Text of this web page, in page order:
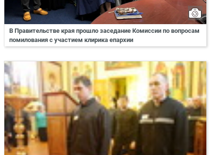
В Правительстве края прошло заседание Комиссии по вопросам
помилования с участием клирика епархии